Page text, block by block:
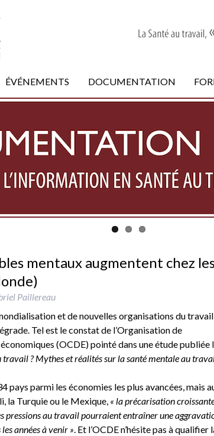
ÉVÉNEMENTS DOCUMENTATION
mentaux augmentent chez
Paillereau
et de nouvelles organisations du
Tel est le constat de l’Organisation de
(OCDE) pointé dans une étude publiée
travail ? Mythes et réalités sur la santé mentale au
pays parmi les économies les plus avancées, mais
la Turquie ou le Mexique, « la précarisation
pressions au travail pourraient entraîner une
années à venir ». Et l’OCDE n’hésite pas à qualifier